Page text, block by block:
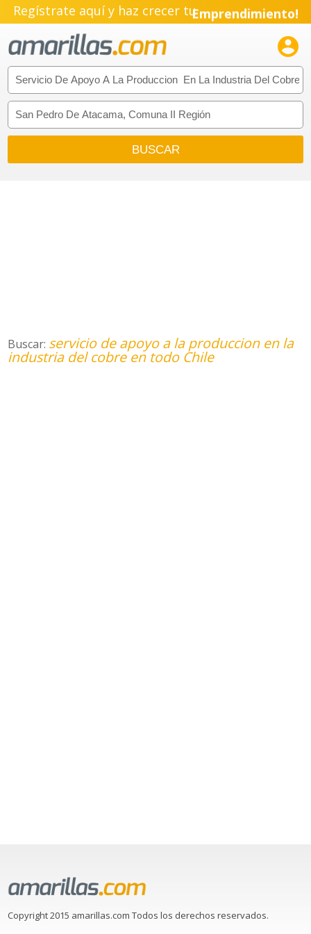
Regístrate aquí y haz crecer tuEmprendimiento!

Buscar: servicio de apoyo a la produccion en la
industria del cobre en todo Chile
Copyright 2015 amarillas.com Todos los derechos reservados.